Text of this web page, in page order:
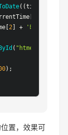
((timestamp -
2 ] + '时'
( "htmer_time"
);
置，效果可